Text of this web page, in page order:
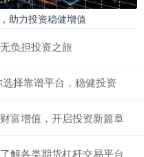
助力投资稳健增值
负担投资之旅
择靠谱平台，稳健投资
富增值，开启投资新篇章
解各类期货杠杆交易平台